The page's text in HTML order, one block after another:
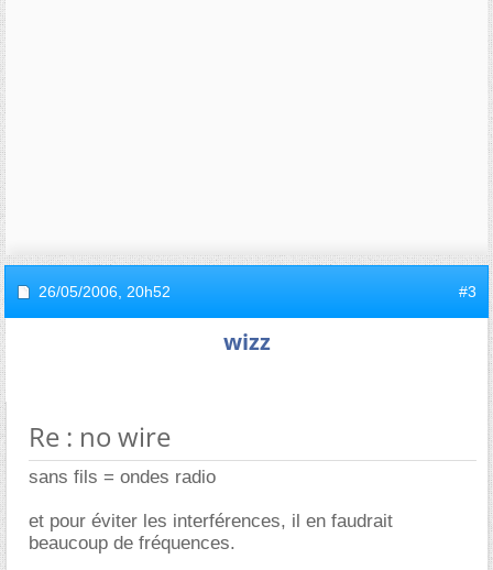
26/05/2006, 20h52 #3
wizz
Re : no wire
sans fils = ondes radio
et pour éviter les interférences, il en faudrait
beaucoup de fréquences.